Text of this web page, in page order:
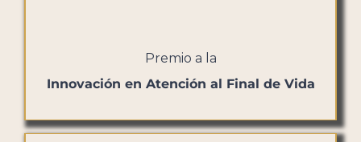
Premio a la
Innovación en Atención al Final de Vida